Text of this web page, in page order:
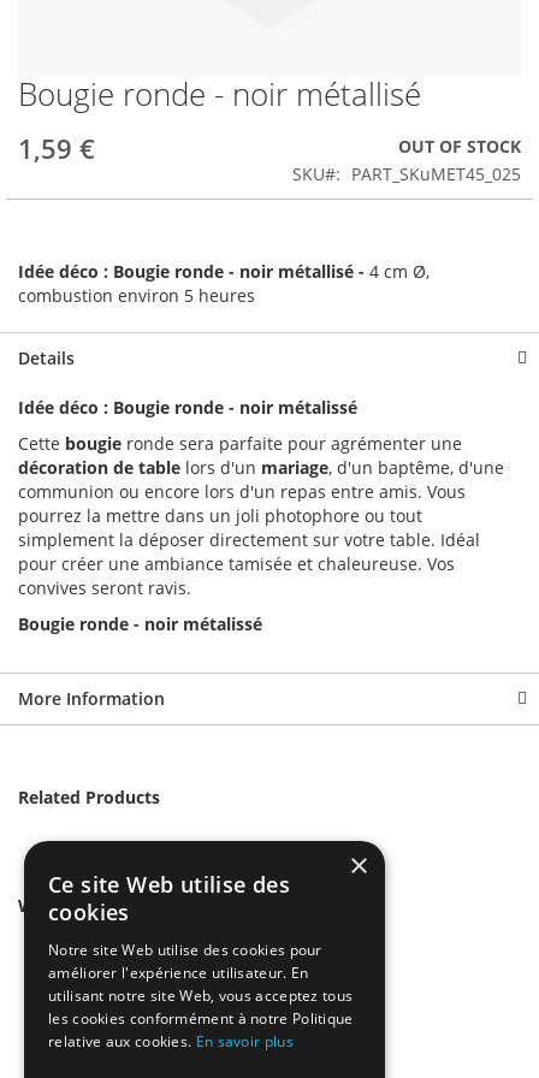
Skip
to
the
beginning
Bougie ronde - noir métallisé
1,59 €
OUT OF STOCK
SKU
PART_SKuMET45_025
Idée déco : Bougie ronde - noir métallisé - 4 cm Ø,
combustion environ 5 heures
Details
Idée déco : Bougie ronde - noir métalissé
Cette bougie ronde sera parfaite pour agrémenter une
décoration de table lors d'un mariage, d'un baptême, d'une
communion ou encore lors d'un repas entre amis. Vous
pourrez la mettre dans un joli photophore ou tout
simplement la déposer directement sur votre table. Idéal
pour créer une ambiance tamisée et chaleureuse. Vos
convives seront ravis.
Bougie ronde - noir métalissé
More Information
Related Products
We found other products you might like!
×
Ce site Web utilise des
cookies
Notre site Web utilise des cookies pour
améliorer l'expérience utilisateur. En
utilisant notre site Web, vous acceptez tous
les cookies conformément à notre Politique
relative aux cookies. En savoir plus